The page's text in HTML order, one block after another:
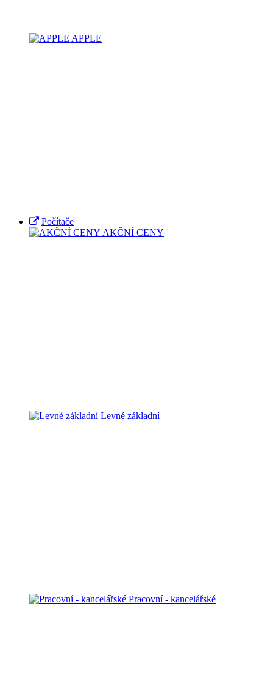
APPLE
Počítače
AKČNÍ CENY
Levné základní
Pracovní - kancelářské